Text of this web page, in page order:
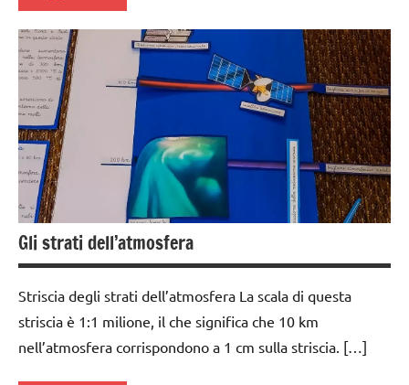
ARTICOLI
costruire i
materiali
Montessori
dai
3 ai
6
anni
dai
6
anni
DOWNLOAD
nomenclature
Gli strati dell’atmosfera
Striscia degli strati dell’atmosfera La scala di questa
striscia è 1:1 milione, il che significa che 10 km
nell’atmosfera corrispondono a 1 cm sulla striscia. […]